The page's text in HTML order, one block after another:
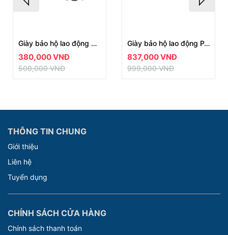
Giày bảo hộ lao động Safety Jogger Bestrun
380,000 VNĐ
500,000 VNĐ
Giày bảo hộ lao động PACCO S2PS TLS
837,000 VNĐ
999,000 VNĐ
THÔNG TIN CHUNG
Giới thiệu
Liên hệ
Tuyển dụng
CHÍNH SÁCH CỬA HÀNG
Chính sách thanh toán